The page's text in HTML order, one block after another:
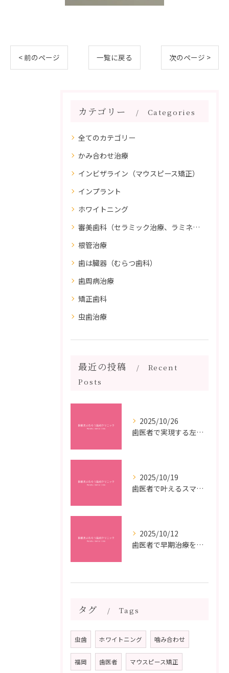
< 前のページ 一覧に戻る 次のページ >
カテゴリー Categories
全てのカテゴリー
かみ合わせ治療
インビザライン（マウスピース矯正）
インプラント
ホワイトニング
審美歯科（セラミック治療、ラミネートべニア、ダイレクトボンディング）
根管治療
歯は臓器（むらつ歯科）
歯周病治療
矯正歯科
虫歯治療
最近の投稿
Recent
Posts
2025/10/26
歯医者で実現する左右対称治療のポイントと矯正治療選びの疑問解決ガイド
2025/10/19
歯医者で叶えるスマイルメイクオーバーなら福岡県福岡市博多区博多駅前の最新矯正治療解説
2025/10/12
歯医者で早期治療を受けるメリットと虫歯悪化を防ぐ最短ステップ
タグ Tags
虫歯 ホワイトニング 噛み合わせ
福岡 歯医者 マウスピース矯正